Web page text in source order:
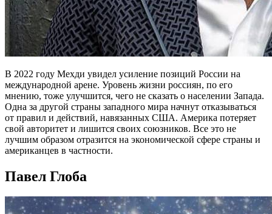
В 2022 году Мехди увидел усиление позиций России на
международной арене. Уровень жизни россиян, по его
мнению, тоже улучшится, чего не сказать о населении Запада.
Одна за другой страны западного мира начнут отказываться
от правил и действий, навязанных США. Америка потеряет
свой авторитет и лишится своих союзников. Все это не
лучшим образом отразится на экономической сфере страны и
американцев в частности.
Павел Глоба